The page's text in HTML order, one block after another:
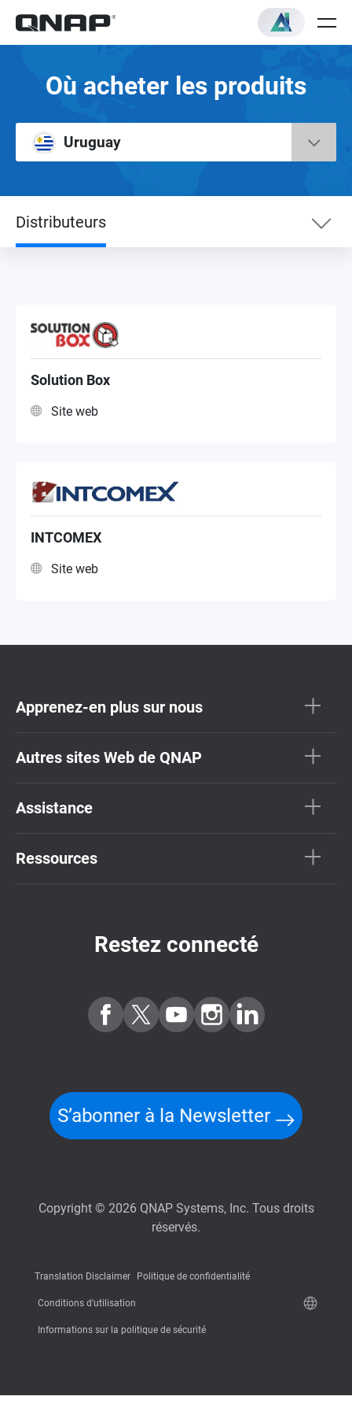
Où acheter les produits
Uruguay
Distributeurs
Solution Box
Site web
INTCOMEX
Site web
Apprenez-en plus sur nous
Autres sites Web de QNAP
Assistance
Ressources
Restez connecté
S’abonner à la Newsletter
Copyright © 2026 QNAP Systems, Inc. Tous droits
réservés.
Translation Disclaimer Politique de confidentialité
Conditions d'utilisation
Informations sur la politique de sécurité